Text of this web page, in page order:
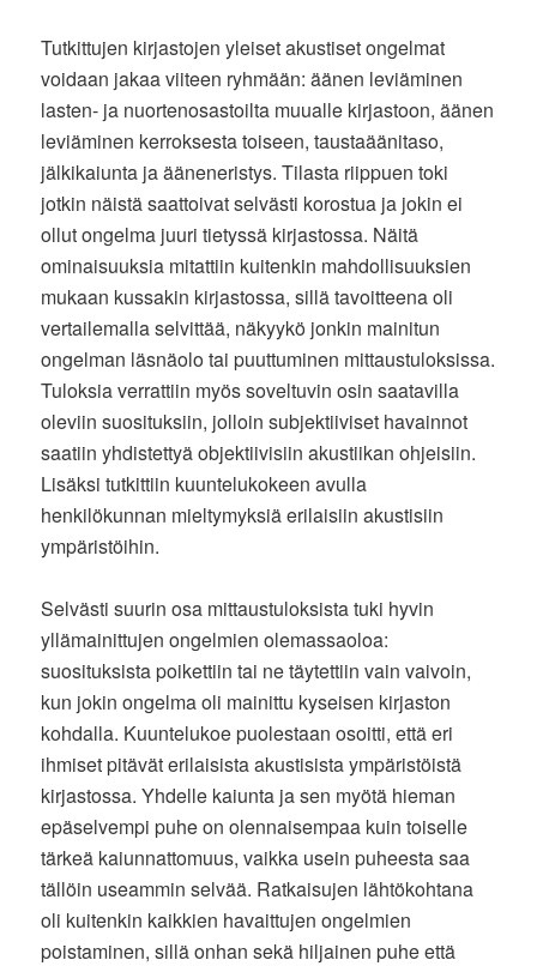
Tutkittujen kirjastojen yleiset akustiset ongelmat
voidaan jakaa viiteen ryhmään: äänen leviäminen
lasten- ja nuortenosastoilta muualle kirjastoon, äänen
leviäminen kerroksesta toiseen, taustaäänitaso,
jälkikaiunta ja ääneneristys. Tilasta riippuen toki
jotkin näistä saattoivat selvästi korostua ja jokin ei
ollut ongelma juuri tietyssä kirjastossa. Näitä
ominaisuuksia mitattiin kuitenkin mahdollisuuksien
mukaan kussakin kirjastossa, sillä tavoitteena oli
vertailemalla selvittää, näkyykö jonkin mainitun
ongelman läsnäolo tai puuttuminen mittaustuloksissa.
Tuloksia verrattiin myös soveltuvin osin saatavilla
oleviin suosituksiin, jolloin subjektiiviset havainnot
saatiin yhdistettyä objektiivisiin akustiikan ohjeisiin.
Lisäksi tutkittiin kuuntelukokeen avulla
henkilökunnan mieltymyksiä erilaisiin akustisiin
ympäristöihin.
Selvästi suurin osa mittaustuloksista tuki hyvin
yllämainittujen ongelmien olemassaoloa:
suosituksista poikettiin tai ne täytettiin vain vaivoin,
kun jokin ongelma oli mainittu kyseisen kirjaston
kohdalla. Kuuntelukoe puolestaan osoitti, että eri
ihmiset pitävät erilaisista akustisista ympäristöistä
kirjastossa. Yhdelle kaiunta ja sen myötä hieman
epäselvempi puhe on olennaisempaa kuin toiselle
tärkeä kaiunnattomuus, vaikka usein puheesta saa
tällöin useammin selvää. Ratkaisujen lähtökohtana
oli kuitenkin kaikkien havaittujen ongelmien
poistaminen, sillä onhan sekä hiljainen puhe että